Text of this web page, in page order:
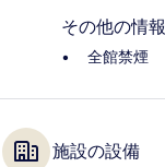
その他の情報
全館禁煙
施設の設備